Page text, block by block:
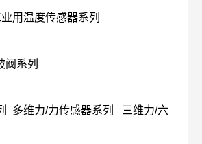
温度传感器系列
系列
维力/力传感器系列 三维力/六